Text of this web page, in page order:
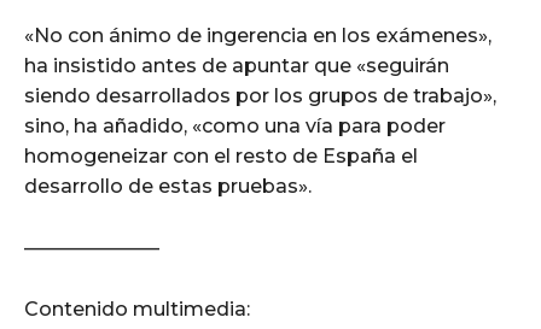
«No con ánimo de ingerencia en los exámenes»,
ha insistido antes de apuntar que «seguirán
siendo desarrollados por los grupos de trabajo»,
sino, ha añadido, «como una vía para poder
homogeneizar con el resto de España el
desarrollo de estas pruebas».
———————
Contenido multimedia: